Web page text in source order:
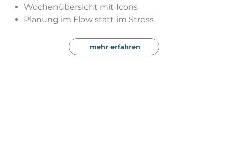
Wochenübersicht mit Icons
Planung im Flow statt im Stress
mehr erfahren